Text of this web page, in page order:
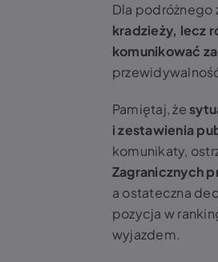
Dla podróżnego
kradzieży, lecz
komunikować
Pamiętaj, że
i zestawienia
komunikaty,
Zagranicznych
a ostateczna
pozycja w
wyjazdem.